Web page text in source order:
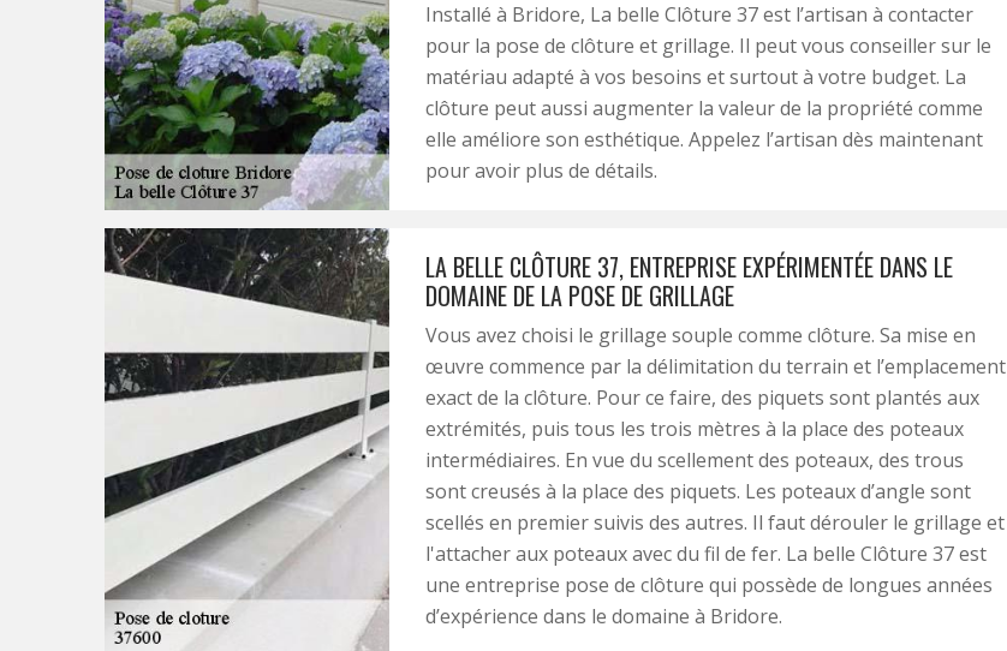
Installé à Bridore, La belle Clôture 37 est l’artisan à contacter
pour la pose de clôture et grillage. Il peut vous conseiller sur le
matériau adapté à vos besoins et surtout à votre budget. La
clôture peut aussi augmenter la valeur de la propriété comme
elle améliore son esthétique. Appelez l’artisan dès maintenant
pour avoir plus de détails.
LA BELLE CLÔTURE 37, ENTREPRISE EXPÉRIMENTÉE DANS LE
DOMAINE DE LA POSE DE GRILLAGE
Vous avez choisi le grillage souple comme clôture. Sa mise en
œuvre commence par la délimitation du terrain et l’emplacement
exact de la clôture. Pour ce faire, des piquets sont plantés aux
extrémités, puis tous les trois mètres à la place des poteaux
intermédiaires. En vue du scellement des poteaux, des trous
sont creusés à la place des piquets. Les poteaux d’angle sont
scellés en premier suivis des autres. Il faut dérouler le grillage et
l'attacher aux poteaux avec du fil de fer. La belle Clôture 37 est
une entreprise pose de clôture qui possède de longues années
d’expérience dans le domaine à Bridore.